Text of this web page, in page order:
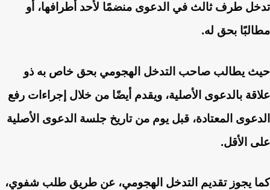
تدخل طرف ثالث في الدعوى منضمًا لأحد أطرافها، أو
مطالبًا بحق له.
حيث يطالب صاحب التدخل الهجومي بحق خاص به ذو
علاقة بالدعوى الأصلية، ويقدم أيضًا من خلال إجراءات رفع
الدعوى المعتادة، قبل يوم من تاريخ جلسة الدعوى الأصلية
على الأقل.
كما يجوز تقديم التدخل الهجومي، عن طريق طلب شفوي،